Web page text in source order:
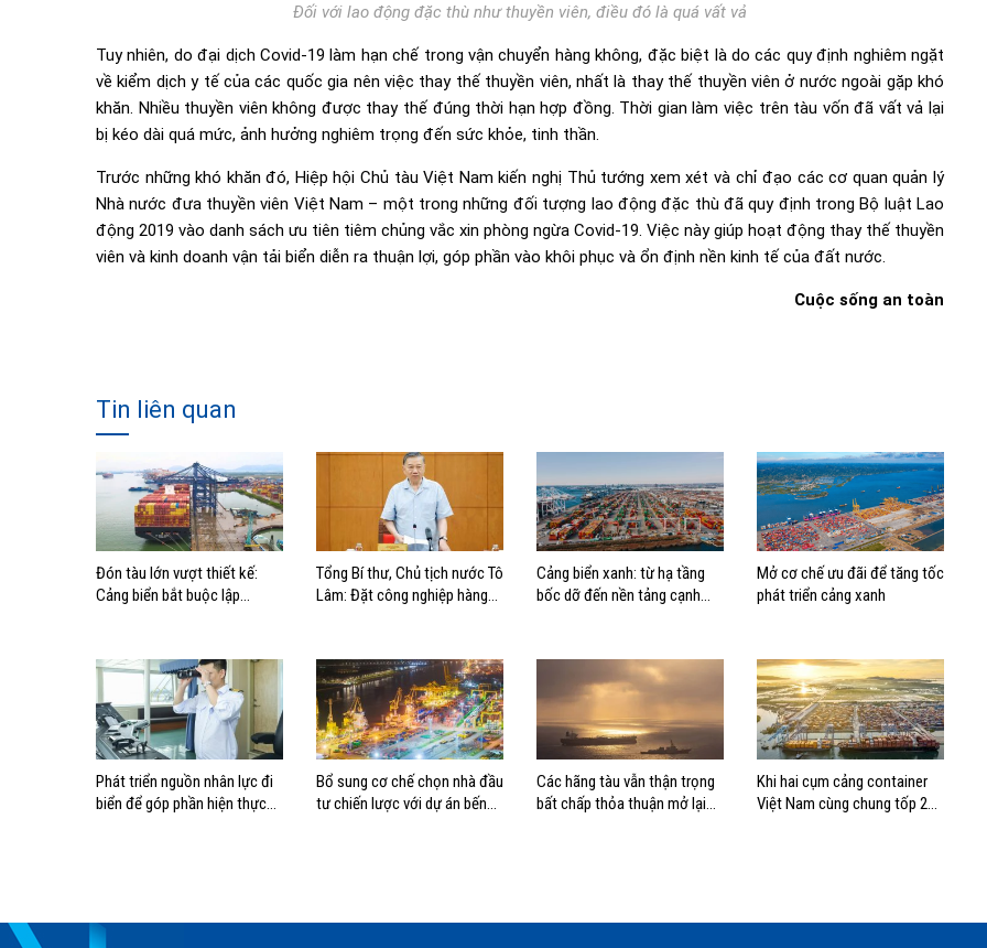
Đối với lao động đặc thù như thuyền viên, điều đó là quá vất vả
Tuy nhiên, do đại dịch Covid-19 làm hạn chế trong vận chuyển hàng không, đặc biệt là do các quy định nghiêm ngặt
về kiểm dịch y tế của các quốc gia nên việc thay thế thuyền viên, nhất là thay thế thuyền viên ở nước ngoài gặp khó
khăn. Nhiều thuyền viên không được thay thế đúng thời hạn hợp đồng. Thời gian làm việc trên tàu vốn đã vất vả lại
bị kéo dài quá mức, ảnh hưởng nghiêm trọng đến sức khỏe, tinh thần.
Trước những khó khăn đó, Hiệp hội Chủ tàu Việt Nam kiến nghị Thủ tướng xem xét và chỉ đạo các cơ quan quản lý
Nhà nước đưa thuyền viên Việt Nam – một trong những đối tượng lao động đặc thù đã quy định trong Bộ luật Lao
động 2019 vào danh sách ưu tiên tiêm chủng vắc xin phòng ngừa Covid-19. Việc này giúp hoạt động thay thế thuyền
viên và kinh doanh vận tải biển diễn ra thuận lợi, góp phần vào khôi phục và ổn định nền kinh tế của đất nước.
Cuộc sống an toàn
Tin liên quan
Đón tàu lớn vượt thiết kế:
Cảng biển bắt buộc lập
Tổng Bí thư, Chủ tịch nước Tô
Lâm: Đặt công nghiệp hàng
thành quốc gia biển mạnh
Cảng biển xanh: từ hạ tầng
bốc dỡ đến nền tảng cạnh
Mở cơ chế ưu đãi để tăng tốc
phát triển cảng xanh
Phát triển nguồn nhân lực đi
biển để góp phần hiện thực
Bổ sung cơ chế chọn nhà đầu
tư chiến lược với dự án bến
Các hãng tàu vẫn thận trọng
bất chấp thỏa thuận mở lại
Khi hai cụm cảng container
Việt Nam cùng chung tốp 20